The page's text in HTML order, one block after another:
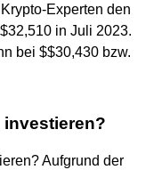
Experten den
in Juli 2023.
bei $$30,430 bzw.
Aufgrund der